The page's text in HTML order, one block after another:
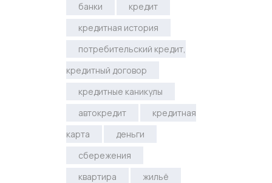
банки
кредит
кредитная история
потребительский кредит,
кредитный договор
кредитные каникулы
автокредит
кредитная
карта
деньги
сбережения
квартира
жильё